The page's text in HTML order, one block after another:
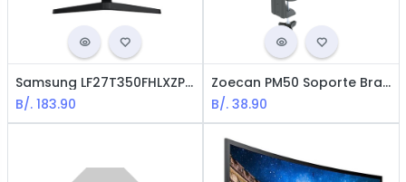
Samsung LF27T350FHLXZP Monitor - 27" / FHD, HDMI / 1920X1080
B/. 183.90
Zoecan PM50 Soporte Bracket para Monitor hasta 8Kg - Para monitores de 19"-27"
B/. 38.90